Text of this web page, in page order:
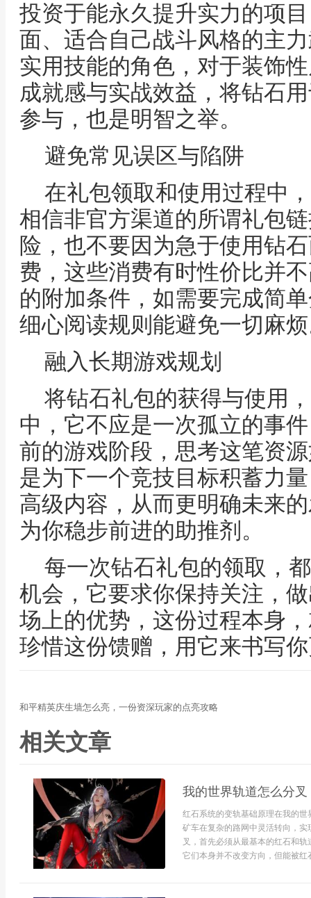
投资于能永久提升实力的项
面、适合自己战斗风格的主
实用技能的角色，对于装饰
成就感与实战效益，将钻石
参与，也是明智之举。
避免常见误区与陷阱
在礼包领取和使用过程中
相信非官方渠道的所谓礼包
险，也不要因为急于使用钻
费，这些消费有时性价比并
的附加条件，如需要完成简
细心阅读规则能避免一切麻
融入长期游戏规划
将钻石礼包的获得与使用
中，它不应是一次孤立的事
前的游戏阶段，思考这笔资
是为下一个竞技目标积蓄力
高级内容，从而更明确未来
为你稳步前进的助推剂。
每一次钻石礼包的领取，
机会，它要求你保持关注，
场上的优势，这份过程本身
珍惜这份馈赠，用它来书写
和平精英庆生墙怎么亮，一份资深玩家的点亮攻略
相关文章
我的世界轨道怎么分
红石系统的变轨基础原理在我的
矿车在复杂的路网中灵活转向，
叉，首先必须从最基本的红石和
它们本身并不改变方向，但能被